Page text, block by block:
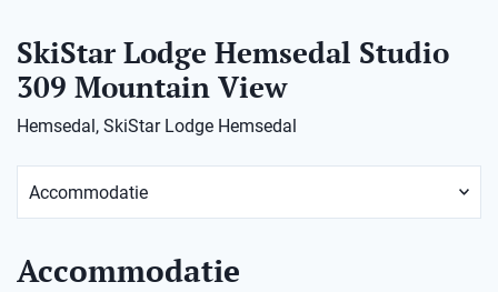
SkiStar Lodge Hemsedal Studio
309 Mountain View
Hemsedal, SkiStar Lodge Hemsedal
Accommodatie